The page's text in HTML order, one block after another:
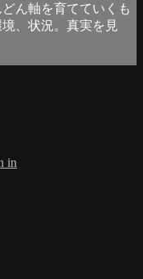
ん軸を育てていくも
、状況。真実を見
in